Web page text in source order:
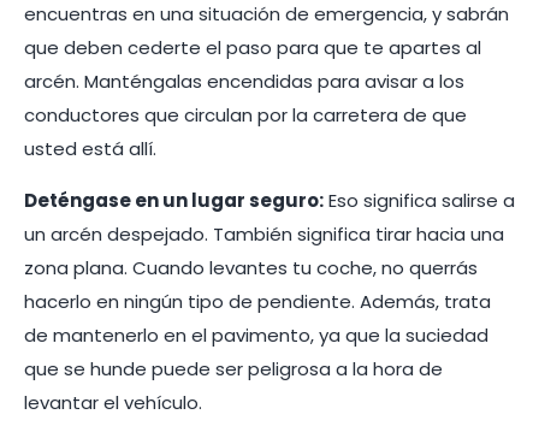
encuentras en una situación de emergencia, y sabrán
que deben cederte el paso para que te apartes al
arcén. Manténgalas encendidas para avisar a los
conductores que circulan por la carretera de que
usted está allí.
Deténgase en un lugar seguro:Eso significa salirse a
un arcén despejado. También significa tirar hacia una
zona plana. Cuando levantes tu coche, no querrás
hacerlo en ningún tipo de pendiente. Además, trata
de mantenerlo en el pavimento, ya que la suciedad
que se hunde puede ser peligrosa a la hora de
levantar el vehículo.